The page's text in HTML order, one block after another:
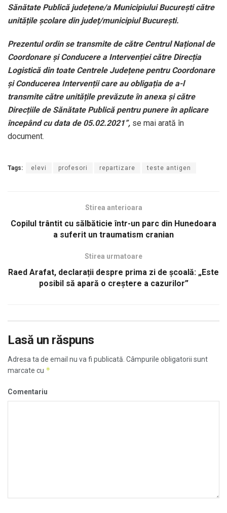
Sănătate Publică județene/a Municipiului București către
unitățile școlare din județ/municipiul București.
Prezentul ordin se transmite de către Centrul Național de
Coordonare și Conducere a Intervenției către Direcția
Logistică din toate Centrele Județene pentru Coordonare
și Conducerea Intervenții care au obligația de a-l
transmite către unitățile prevăzute în anexa și către
Direcțiile de Sănătate Publică pentru punere în aplicare
începând cu data de 05.02.2021”, se mai arată în
document.
Tags: elevi profesori repartizare teste antigen
Stirea anterioara
Copilul trântit cu sălbăticie într-un parc din Hunedoara
a suferit un traumatism cranian
Stirea urmatoare
Raed Arafat, declarații despre prima zi de școală: „Este
posibil să apară o creştere a cazurilor”
Lasă un răspuns
Adresa ta de email nu va fi publicată. Câmpurile obligatorii sunt
marcate cu *
Comentariu